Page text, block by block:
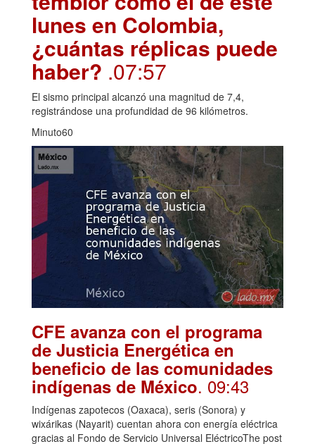
lunes en Colombia,
¿cuántas réplicas puede
haber? .07:57
El sismo principal alcanzó una magnitud de 7,4,
registrándose una profundidad de 96 kilómetros.
Minuto60
CFE avanza con el programa
de Justicia Energética en
beneficio de las comunidades
indígenas de México. 09:43
Indígenas zapotecos (Oaxaca), seris (Sonora) y
wixárikas (Nayarit) cuentan ahora con energía eléctrica
gracias al Fondo de Servicio Universal EléctricoThe post